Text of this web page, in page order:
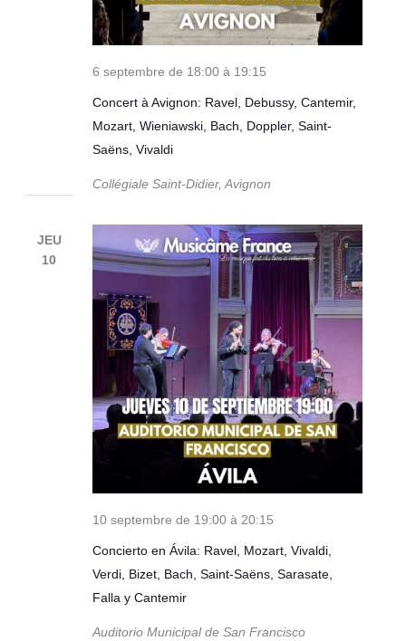
Concert à Avignon: Ravel, Debussy, Cantemir,
Mozart, Wieniawski, Bach, Doppler, Saint-
Saëns, Vivaldi
6 septembre de 18:00 à 19:15
Collégiale Saint-Didier, Avignon
JEU
10
Concierto en Ávila: Ravel, Mozart, Vivaldi,
Verdi, Bizet, Bach, Saint-Saëns, Sarasate,
Falla y Cantemir
10 septembre de 19:00 à20:15
Auditorio Municipal de San Francisco